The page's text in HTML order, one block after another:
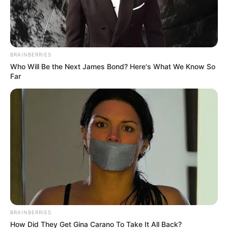
senki által nem támogatott alaptörvény, és került
egy báb a köztársasági elnöki pozícióba.”
(Melléthei-Barna Márton, a Tisza vezérszónoka)
„Április 12. egy jogállami forradalom volt, az
emberek tudták, hogy mire szavaznak, ismertek
voltak a vállalásaink, egyik lényeges üzenetünk volt
a társadalmi részvételiség biztosítása és a
demokratikus jogállam helyreállítása.” (Jakab
Zsuzsanna, Tisza)
Az ellenzéki érvek közt felbukkantak még olyanok,
miszerint
BRAINBERRIES
Who Will Be the Next James Bond? Here's What We Know So
Far
BRAINBERRIES
How Did They Get Gina Carano To Take It All Back?